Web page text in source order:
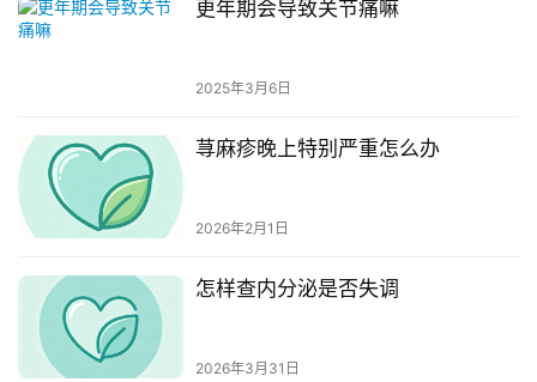
更年期会导致关节痛嘛
2025年3月6日
荨麻疹晚上特别严重怎么办
2026年2月1日
怎样查内分泌是否失调
2026年3月31日